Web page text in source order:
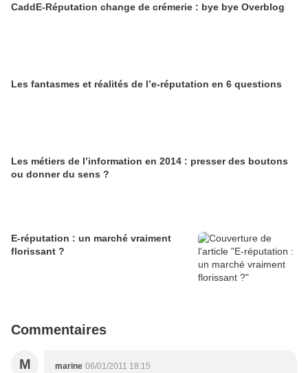
CaddE-Réputation change de crémerie : bye bye Overblog
Les fantasmes et réalités de l’e-réputation en 6 questions
Les métiers de l’information en 2014 : presser des boutons
ou donner du sens ?
E-réputation : un marché vraiment
florissant ?
Commentaires
M marine 06/01/2011 18:15